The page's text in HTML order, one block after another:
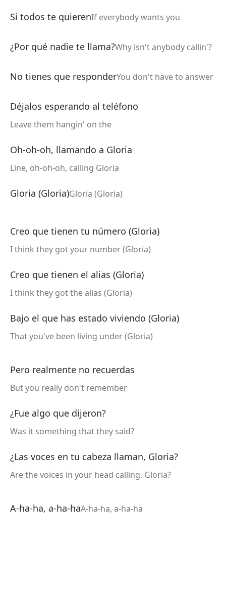
Si todos te quierenIf everybody wants you
¿Por qué nadie te llama?Why isn't anybody callin'?
No tienes que responderYou don't have to answer
Déjalos esperando al teléfono
Leave them hangin' on the
Oh-oh-oh, llamando a Gloria
Line, oh-oh-oh, calling Gloria
Gloria (Gloria)Gloria (Gloria)
Creo que tienen tu número (Gloria)
I think they got your number (Gloria)
Creo que tienen el alias (Gloria)
I think they got the alias (Gloria)
Bajo el que has estado viviendo (Gloria)
That you've been living under (Gloria)
Pero realmente no recuerdas
But you really don't remember
¿Fue algo que dijeron?
Was it something that they said?
¿Las voces en tu cabeza llaman, Gloria?
Are the voices in your head calling, Gloria?
A-ha-ha, a-ha-haA-ha-ha, a-ha-ha